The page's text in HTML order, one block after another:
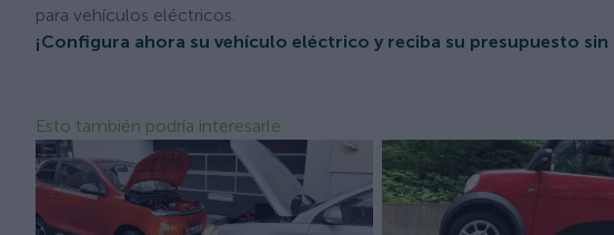
para vehículos eléctricos.
¡Configura ahora su vehículo eléctrico y reciba su presupuesto
Esto también podría interesarle